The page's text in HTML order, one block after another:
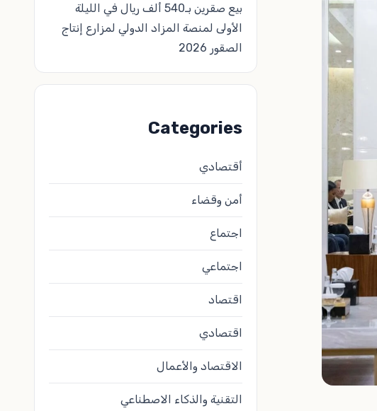
بيع صقرين بـ540 ألف ريال في الليلة
الأولى لمنصة المزاد الدولي لمزارع إنتاج
الصقور 2026
Categories
أقتصادي
أمن وقضاء
اجتماع
اجتماعي
اقتصاد
اقتصادي
الاقتصاد والأعمال
التقنية والذكاء الاصطناعي